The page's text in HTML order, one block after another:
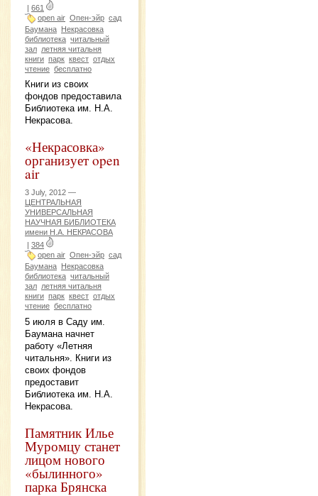
| 661
open air Опен-эйр сад
Баумана Некрасовка
библиотека читальный
зал летняя читальня
книги парк квест отдых
чтение бесплатно
Книги из своих
фондов предоставила
Библиотека им. Н.А.
Некрасова.
«Некрасовка»
организует open
air
3 July, 2012 —
ЦЕНТРАЛЬНАЯ
УНИВЕРСАЛЬНАЯ
НАУЧНАЯ БИБЛИОТЕКА
имени Н.А. НЕКРАСОВА
384
open air Опен-эйр сад
Баумана
Некрасовка
библиотека читальный
зал летняя читальня
книги парк квест отдых
чтение бесплатно
5 июля в Саду им.
Баумана начнет
работу «Летняя
читальня». Книги из
своих фондов
предоставит
Библиотека им. Н.А.
Некрасова.
Памятник Илье
Муромцу станет
лицом нового
«былинного»
парка Брянска